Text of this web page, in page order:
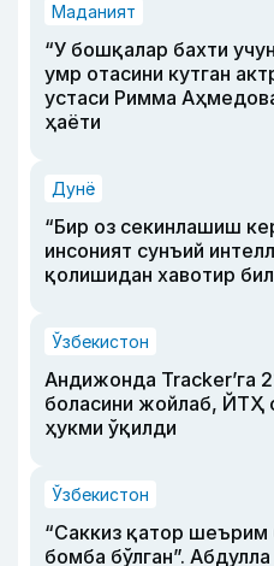
Маданият
“У бошқалар бахти
умр отасини кутган
устаси Римма
ҳаёти
Дунё
“Бир оз секинлашиш
инсоният сунъий
қолишидан хавотир
Ўзбекистон
Андижонда Tracker’га
боласини жойлаб, ЙТҲ
ҳукми ўқилди
Ўзбекистон
“Саккиз қатор шеърим
бомба бўлган”.